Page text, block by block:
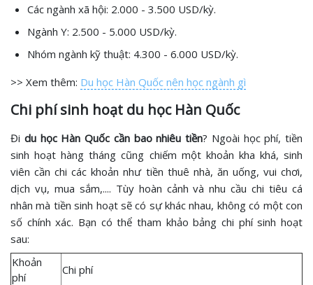
Các ngành xã hội: 2.000 - 3.500 USD/kỳ.
Ngành Y: 2.500 - 5.000 USD/kỳ.
Nhóm ngành kỹ thuật: 4.300 - 6.000 USD/kỳ.
>> Xem thêm: Du học Hàn Quốc nên học ngành gì
Chi phí sinh hoạt du học Hàn Quốc
Đi du học Hàn Quốc cần bao nhiêu tiền? Ngoài học phí, tiền
sinh hoạt hàng tháng cũng chiếm một khoản kha khá, sinh
viên cần chi các khoản như tiền thuê nhà, ăn uống, vui chơi,
dịch vụ, mua sắm,.... Tùy hoàn cảnh và nhu cầu chi tiêu cá
nhân mà tiền sinh hoạt sẽ có sự khác nhau, không có một con
số chính xác. Bạn có thể tham khảo bảng chi phí sinh hoạt
sau:
Khoản
phí
Chi phí